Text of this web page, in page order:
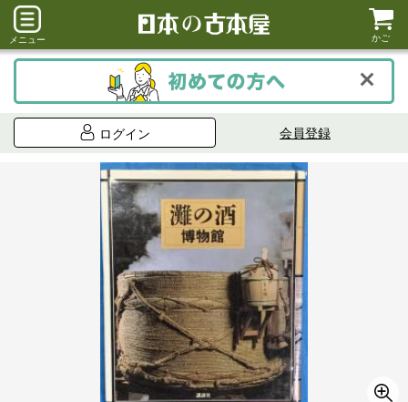
メニュー かご
ログイン 会員登録